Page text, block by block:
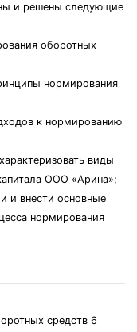
и решены следующие
оборотных
нормирования
к нормированию
виды
ООО «Арина»;
и внести основные
нормирования
средств 6